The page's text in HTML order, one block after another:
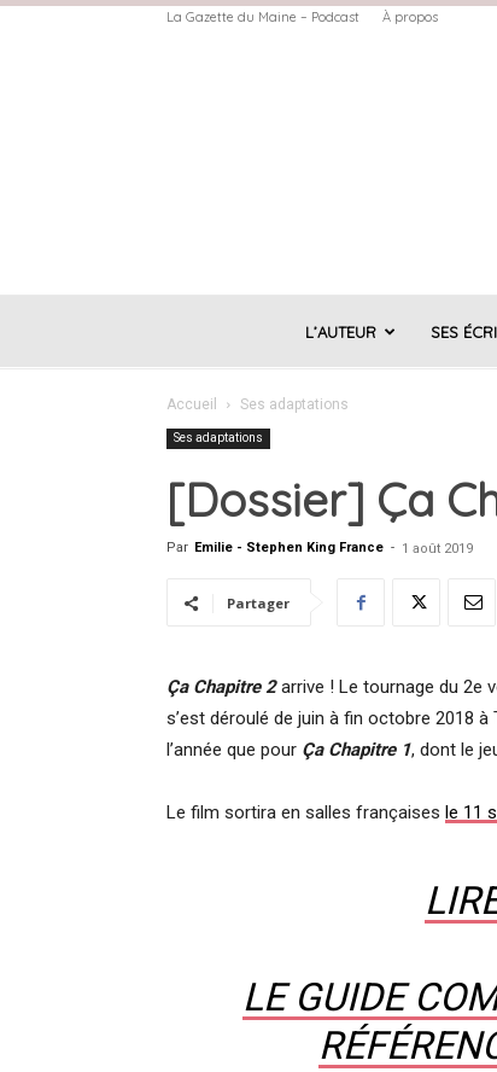
La Gazette du Maine – Podcast À propos
L’AUTEUR SES
Accueil Ses adaptations
Ses adaptations
[Dossier] Ça
Par Emilie - Stephen King France - 1 août 2019
Partager
Ça Chapitre 2arrive ! Le tournage du 2e
s’est déroulé de juin à fin octobre 2018
l’année que pour Ça Chapitre 1, dont le
Le film sortira en salles françaises le 11
LE GUIDE